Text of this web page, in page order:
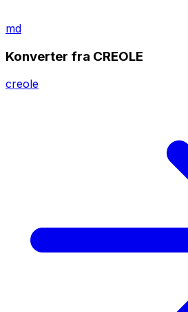
md
Konverter fra CREOLE
creole